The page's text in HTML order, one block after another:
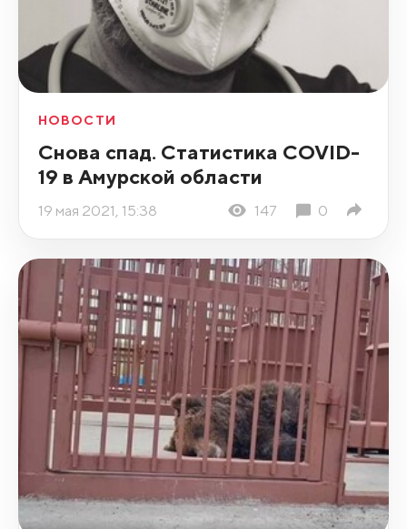
НОВОСТИ
Снова спад. Статистика COVID-
19 в Амурской области
19 мая 2021, 15:38 147 0